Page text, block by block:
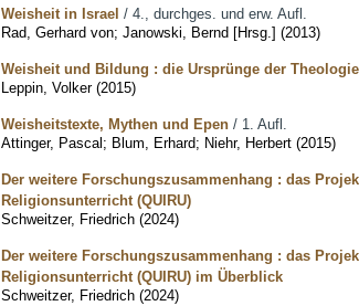
Weisheit in Israel / 4., durchges. und erw. Aufl.
Rad, Gerhard von; Janowski, Bernd [Hrsg.] (2013)
Weisheit und Bildung : die Ursprünge der
Leppin, Volker (2015)
Weisheitstexte, Mythen und Epen / 1. Aufl.
Attinger, Pascal; Blum, Erhard; Niehr, Herbert (2015)
Der weitere Forschungszusammenhang : das
Religionsunterricht (QUIRU)
Schweitzer, Friedrich (2024)
Der weitere Forschungszusammenhang : das
Religionsunterricht (QUIRU) im Überblick
Schweitzer, Friedrich (2024)